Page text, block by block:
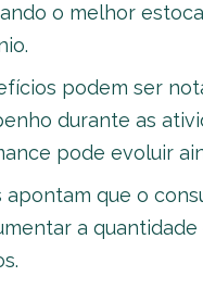
o melhor
podem ser
durante as
pode evoluir
apontam que o
a